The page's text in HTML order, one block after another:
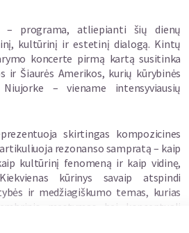
– programa, atliepianti šių dienų
kultūrinį ir estetinį dialogą. Kintų
koncerte pirmą kartą susitinka
ir Šiaurės Amerikos, kurių kūrybinės
– viename intensyviausių
skirtingas kompozicines
rezonanso sampratą – kaip
kultūrinį fenomeną ir kaip vidinę,
kūrinys savaip atspindi
ir medžiagiškumo temas, kurias
mąstymas bei konceptuali